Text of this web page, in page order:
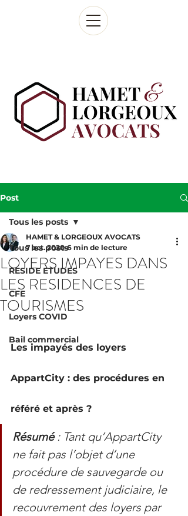
Post
Tous les posts
RESIDE ETUDES
CFE
Loyers COVID
Bail commercial
Tous les posts
LOYERS IMPAYES DANS
LES RESIDENCES DE
TOURISMES
HAMET & LORGEOUX AVOCATS
7 oct. 2020 6 min de lecture
Les impayés des loyers
AppartCity : des procédures en
référé et après ?
Résumé : Tant qu’AppartCity
ne fait pas l’objet d’une
procédure de sauvegarde ou
de redressement judiciaire, le
recouvrement des loyers par